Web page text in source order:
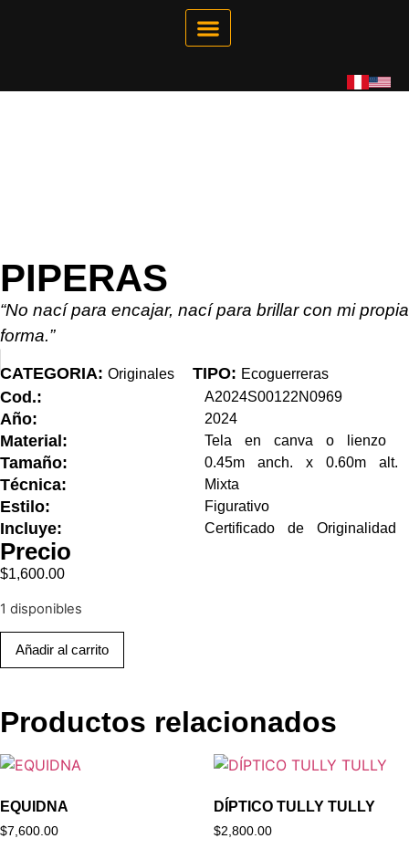
PIPERAS
“No nací para encajar, nací para brillar con mi propia
forma.”
CATEGORIA: Originales TIPO: Ecoguerreras
Cod.: A2024S00122N0969
Año: 2024
Material: Tela en canva o lienzo
Tamaño: 0.45m anch. x 0.60m alt.
Técnica: Mixta
Estilo: Figurativo
Incluye: Certificado de Originalidad
Precio
$1,600.00
1 disponibles
Añadir al carrito
Productos relacionados
EQUIDNA
$7,600.00
DÍPTICO TULLY TULLY
$2,800.00